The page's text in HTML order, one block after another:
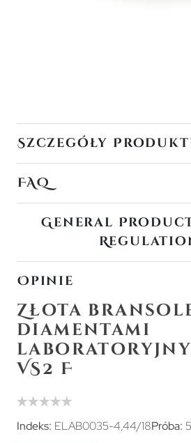
Szczegóły
FAQ
General
Opinie
Złota
diamentami
VS2 F
Indeks: ELAB0035-4,44/18Próba: